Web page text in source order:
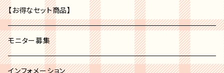
セミオペーク
オペーク
セミオペーク
ベージュ系
ホワイト系
ブラック系
収納空パレット
ブラシカバー
その他
【お得なセット商品】
モニター募集
インフォメーション